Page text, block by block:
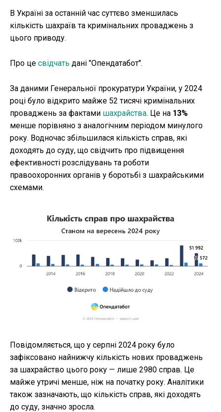
Ми в соц. мережах
В Україні за останній час суттєво зменшилась
кількість шахраїв та кримінальних проваджень з
цього приводу.
Про це свідчать дані "Опендатабот".
За даними Генеральної прокуратури України, у 2024
році було відкрито майже 52 тисячі кримінальних
проваджень за фактами шахрайства. Це на 13%
менше порівняно з аналогічним періодом минулого
року. Водночас збільшилася кількість справ, які
доходять до суду, що свідчить про підвищення
ефективності розслідувань та роботи
правоохоронних органів у боротьбі з шахрайськими
схемами.
Повідомляється, що у серпні 2024 року було
зафіксовано найнижчу кількість нових проваджень
за шахрайство цього року — лише 2980 справ. Це
майже утричі менше, ніж на початку року. Аналітики
також зазначають, що кількість справ, які доходять
до суду, значно зросла.